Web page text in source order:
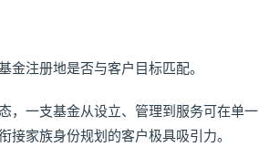
金注册地是否与客户目标匹配。
，一支基金从设立、管理到服务可在单一
家族身份规划的客户极具吸引力。